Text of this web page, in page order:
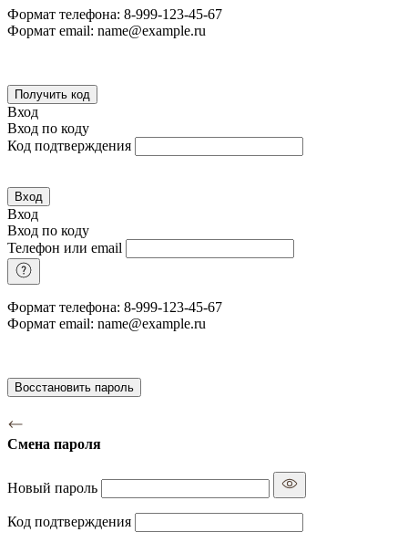
Формат телефона: 8-999-123-45-67
Формат email: name@example.ru
Получить код
Вход
Вход по коду
Код подтверждения
Вход
Вход
Вход по коду
Телефон или email
Формат телефона: 8-999-123-45-67
Формат email: name@example.ru
Восстановить пароль
Смена пароля
Новый пароль
Код подтверждения